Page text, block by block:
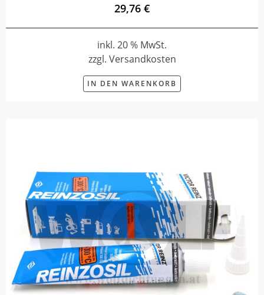
29,76 €
inkl. 20 % MwSt.
zzgl. Versandkosten
IN DEN WARENKORB